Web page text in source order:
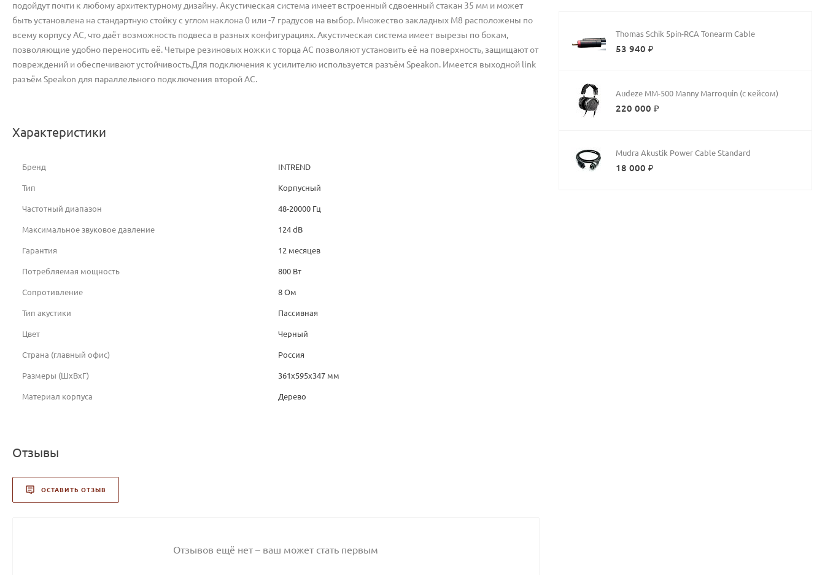
подойдут почти к любому архитектурному дизайну. Акустическая система имеет встроенный сдвоенный стакан 35 мм и может
быть установлена на стандартную стойку с углом наклона 0 или -7 градусов на выбор. Множество закладных М8 расположены по
всему корпусу АС, что даёт возможность подвеса в разных конфигурациях. Акустическая система имеет вырезы по бокам,
позволяющие удобно переносить её. Четыре резиновых ножки с торца АС позволяют установить её на поверхность, защищают от
повреждений и обеспечивают устойчивость.Для подключения к усилителю используется разъём Speakon. Имеется выходной link
разъём Speakon для параллельного подключения второй АС.
Характеристики
Бренд INTREND
Тип Корпусный
Частотный диапазон 48-20000 Гц
Максимальное звуковое давление 124 dB
Гарантия 12 месяцев
Потребляемая мощность 800 Вт
Сопротивление 8 Ом
Тип акустики Пассивная
Цвет Черный
Страна (главный офис) Россия
Размеры (ШхВхГ) 361х595x347 мм
Материал корпуса Дерево
Отзывы
ОСТАВИТЬ ОТЗЫВ
Отзывов ещё нет – ваш может стать первым
Thomas Schik 5pin-RCA Tonearm Cable
53 940 ₽
Audeze MM-500 Manny Marroquin (с кейсом)
220 000 ₽
Mudra Akustik Power Cable Standard
18 000 ₽